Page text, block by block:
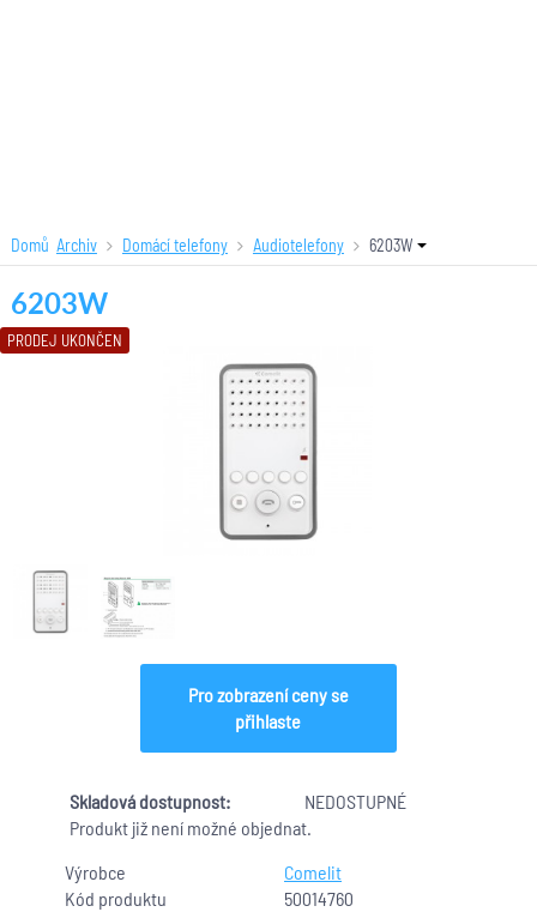
Domů Archiv Domácí telefony Audiotelefony 6203W
PRODEJ UKONČEN
6203W
Výrobce
Comelit
Kód produktu
50014760
Pro zobrazení ceny se
přihlaste
Skladová dostupnost:
NEDOSTUPNÉ
Produkt již není možné objednat.